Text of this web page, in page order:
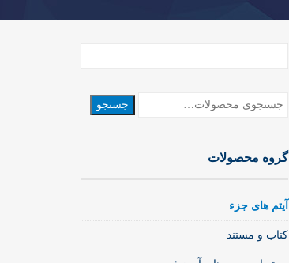
جستجو
گروه محصولات
آیتم های جزء
کتاب و مستند